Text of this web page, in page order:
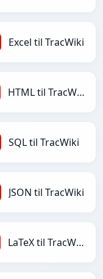
Excel til TracWiki
HTML til TracWiki
SQL til TracWiki
JSON til TracWiki
LaTeX til TracWiki